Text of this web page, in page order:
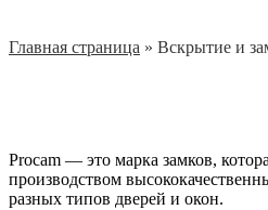
Главная страница » Вскрытие и
Procam — это марка замков,
производством
разных типов дверей и окон.